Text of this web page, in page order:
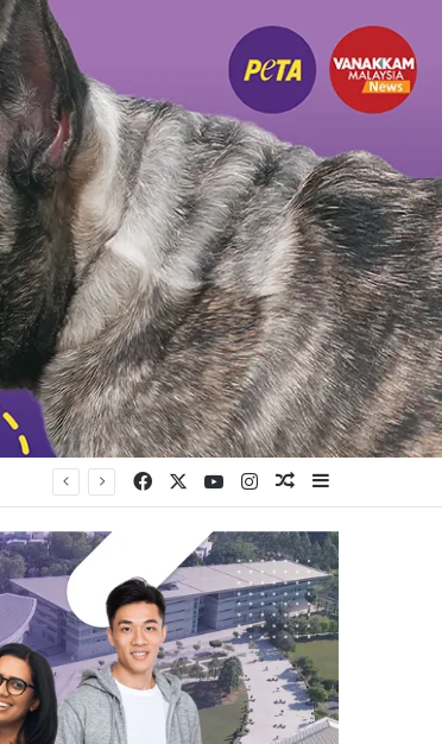
Facebook YouTubeInstagramRandom Article